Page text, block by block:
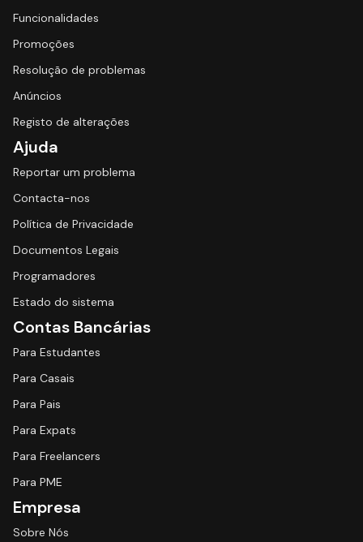
Funcionalidades
Promoções
Resolução de problemas
Anúncios
Registo de alterações
Ajuda
Reportar um problema
Contacta-nos
Política de Privacidade
Documentos Legais
Programadores
Estado do sistema
Contas Bancárias
Para Estudantes
Para Casais
Para Pais
Para Expats
Para Freelancers
Para PME
Empresa
Sobre Nós